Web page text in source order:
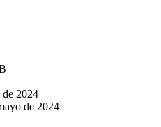
2024
de 2024